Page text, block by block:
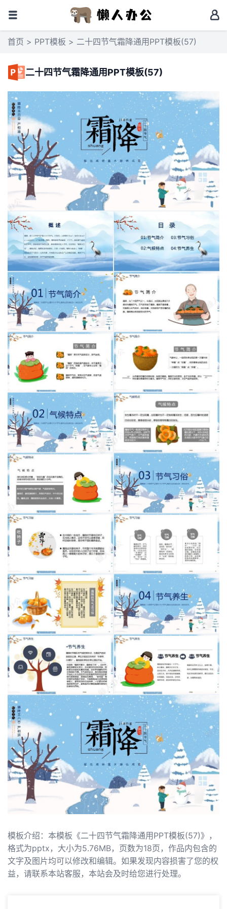
首页 > PPT模板 > 二十四节气霜降通用PPT模板(57)
二十四节气霜降通用PPT模板(57)
模板介绍：本模板《二十四节气霜降通用PPT模板(57)》，
格式为pptx，大小为5.76MB，页数为18页，作品内包含的
文字及图片均可以修改和编辑。如果发现内容损害了您的权
益，请联系本站客服，本站会及时给您进行处理。